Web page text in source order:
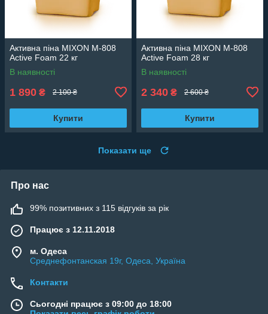
Активна піна MIXON M-808
Active Foam 22 кг
В наявності
1 890 ₴ 2 100 ₴
Купити
Активна піна MIXON M-808
Active Foam 28 кг
В наявності
2 340 ₴ 2 600 ₴
Купити
Показати ще
Про нас
99% позитивних з 115 відгуків за рік
Працює з 12.11.2018
м. Одеса
Среднефонтанская 19г, Одеса, Україна
Контакти
Сьогодні працює з 09:00 до 18:00